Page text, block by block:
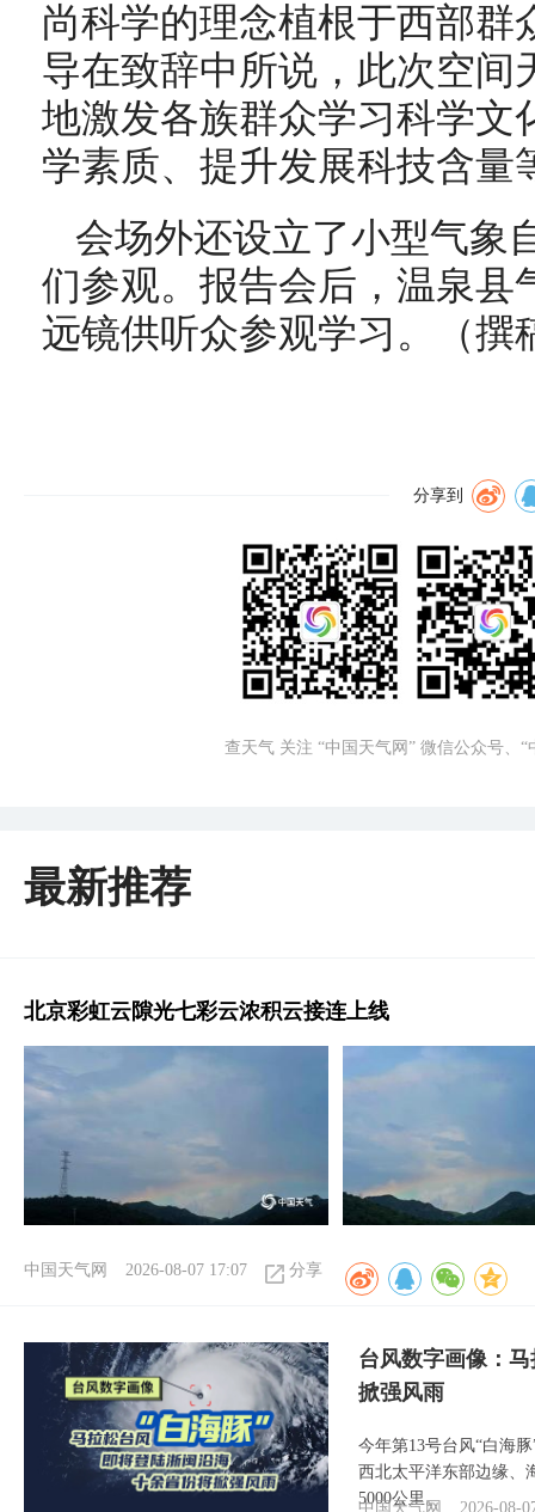
尚科学的理念植根于西部群
导在致辞中所说，此次空间
地激发各族群众学习科学文
学素质、提升发展科技含量
会场外还设立了小型气象
们参观。报告会后，温泉县
远镜供听众参观学习。（撰
分享到
查天气 关注 “中国天气网” 微信公众号、
最新推荐
北京彩虹云隙光七彩云浓积云接连上线
中国天气网 2026-08-07 17:07 分享
台风数字画像：
掀强风雨
今年第13号台风“白海
西北太平洋东部边缘、
5000公里。
中国天气网 2026-08-